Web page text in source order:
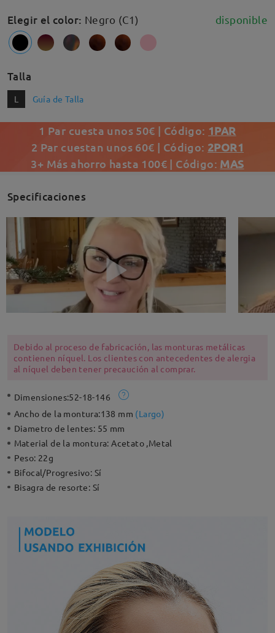
Elegir el color: Negro (C1) disponible
Talla
L Guía de Talla
1 Par cuesta unos 50€ | Código: 1PAR
2 Par cuestan unos 60€ | Código: 2POR1
3+ Más ahorro hasta 100€ | Código: MAS
Specificaciones
Debido al proceso de fabricación, las monturas metálicas
contienen níquel. Los clientes con antecedentes de alergia
al níquel deben tener precaución al comprar.
Dimensiones:52-18-146
Ancho de la montura:138 mm (Largo)
Diametro de lentes: 55 mm
Material de la montura:Acetato ,Metal
Peso: 22g
Bifocal/Progresivo: Sí
Bisagra de resorte: Sí